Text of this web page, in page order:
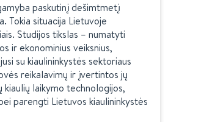
paskutinį dešimtmetį
Tokia situacija Lietuvoje
Studijos tikslas – numatyti
ir ekonominius veiksnius,
su kiaulininkystės sektoriaus
reikalavimų ir įvertintos jų
laikymo technologijos,
parengti Lietuvos kiaulininkystės